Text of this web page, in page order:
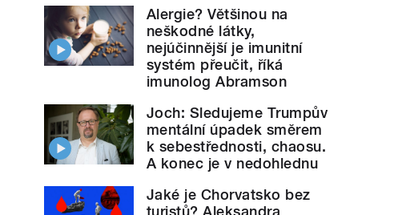
Alergie? Většinou na
neškodné látky,
nejúčinnější je imunitní
systém přeučit, říká
imunolog Abramson
Joch: Sledujeme Trumpův
mentální úpadek směrem
k sebestřednosti, chaosu.
A konec je v nedohlednu
Jaké je Chorvatsko bez
turistů? Aleksandra